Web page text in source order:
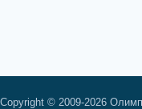
Copyright © 2009-2026